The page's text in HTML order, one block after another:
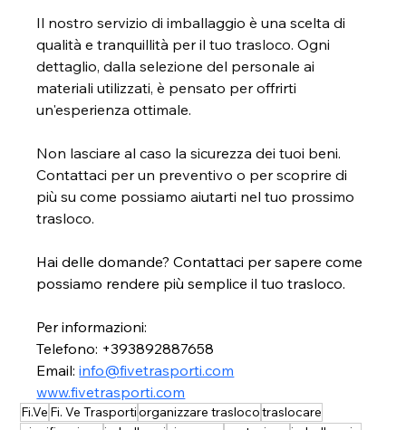
Il nostro servizio di imballaggio è una scelta di
qualità e tranquillità per il tuo trasloco. Ogni
dettaglio, dalla selezione del personale ai
materiali utilizzati, è pensato per offrirti
un'esperienza ottimale.
Non lasciare al caso la sicurezza dei tuoi beni.
Contattaci per un preventivo o per scoprire di
più su come possiamo aiutarti nel tuo prossimo
trasloco.
Hai delle domande? Contattaci per sapere come
possiamo rendere più semplice il tuo trasloco.
Per informazioni:
Telefono: +393892887658
Email: info@fivetrasporti.com
www.fivetrasporti.com
Fi.Ve Fi. Ve Trasportiorganizzare traslocotraslocare